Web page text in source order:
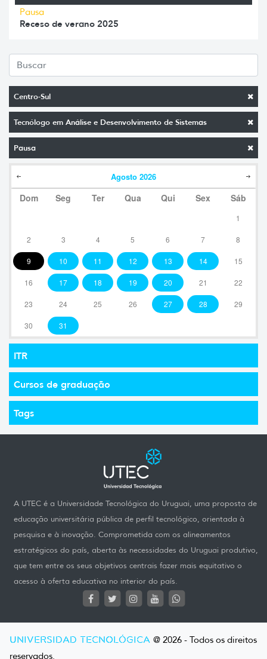
Centro-Sul
Tecnólogo em Análise e Desenvolvimento de Sistemas
Pausa
Agosto 2026
Dom Seg Ter Qua Qui Sex Sáb
1
2 3 4 5 6 7 8
9 10 11 12 13 14 15
16 17 18 19 20 21 22
23 24 25 26 27 28 29
30 31
ITR
Cursos de graduação
Tags
Pausa
Receso de verano 2025
A UTEC é a Universidade Tecnológica do Uruguai, uma proposta de
educação universitária pública de perfil tecnológico, orientada à
pesquisa e à inovação. Comprometida com os alineamentos
estratégicos do país, aberta às necessidades do Uruguai produtivo,
que tem entre os seus objetivos centrais fazer mais equitativo o
acesso à oferta educativa no interior do país.
UNIVERSIDAD TECNOLÓGICA @ 2026 - Todos os direitos
reservados.